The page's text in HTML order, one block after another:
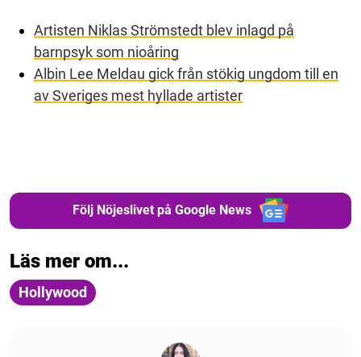
Artisten Niklas Strömstedt blev inlagd på
barnpsyk som nioåring
Albin Lee Meldau gick från stökig ungdom till en
av Sveriges mest hyllade artister
Följ Nöjeslivet på Google News
Läs mer om...
Hollywood